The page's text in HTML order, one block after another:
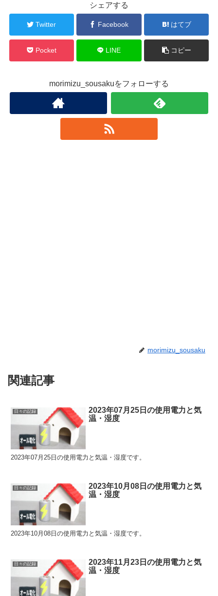
シェアする
Twitter Facebook はてブ
Pocket LINE コピー
morimizu_sousakuをフォローする
morimizu_sousaku
関連記事
日々の記録
2023年07月25日の使用電力と気
温・湿度
2023年07月25日の使用電力と気温・湿度です。
日々の記録
2023年10月08日の使用電力と気
温・湿度
2023年10月08日の使用電力と気温・湿度です。
日々の記録
2023年11月23日の使用電力と気
温・湿度